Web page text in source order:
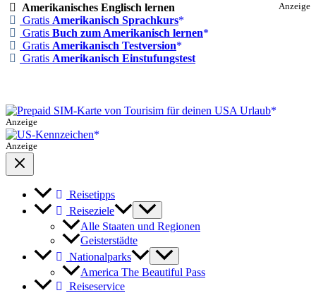
Anzeige
Amerikanisches Englisch lernen
Gratis Amerikanisch Sprachkurs
Gratis Buch zum Amerikanisch lernen
Gratis Amerikanisch Testversion
Gratis Amerikanisch Einstufungstest
Anzeige
Anzeige
Reisetipps
Reiseziele
Alle Staaten und Regionen
Geisterstädte
Nationalparks
America The Beautiful Pass
Reiseservice